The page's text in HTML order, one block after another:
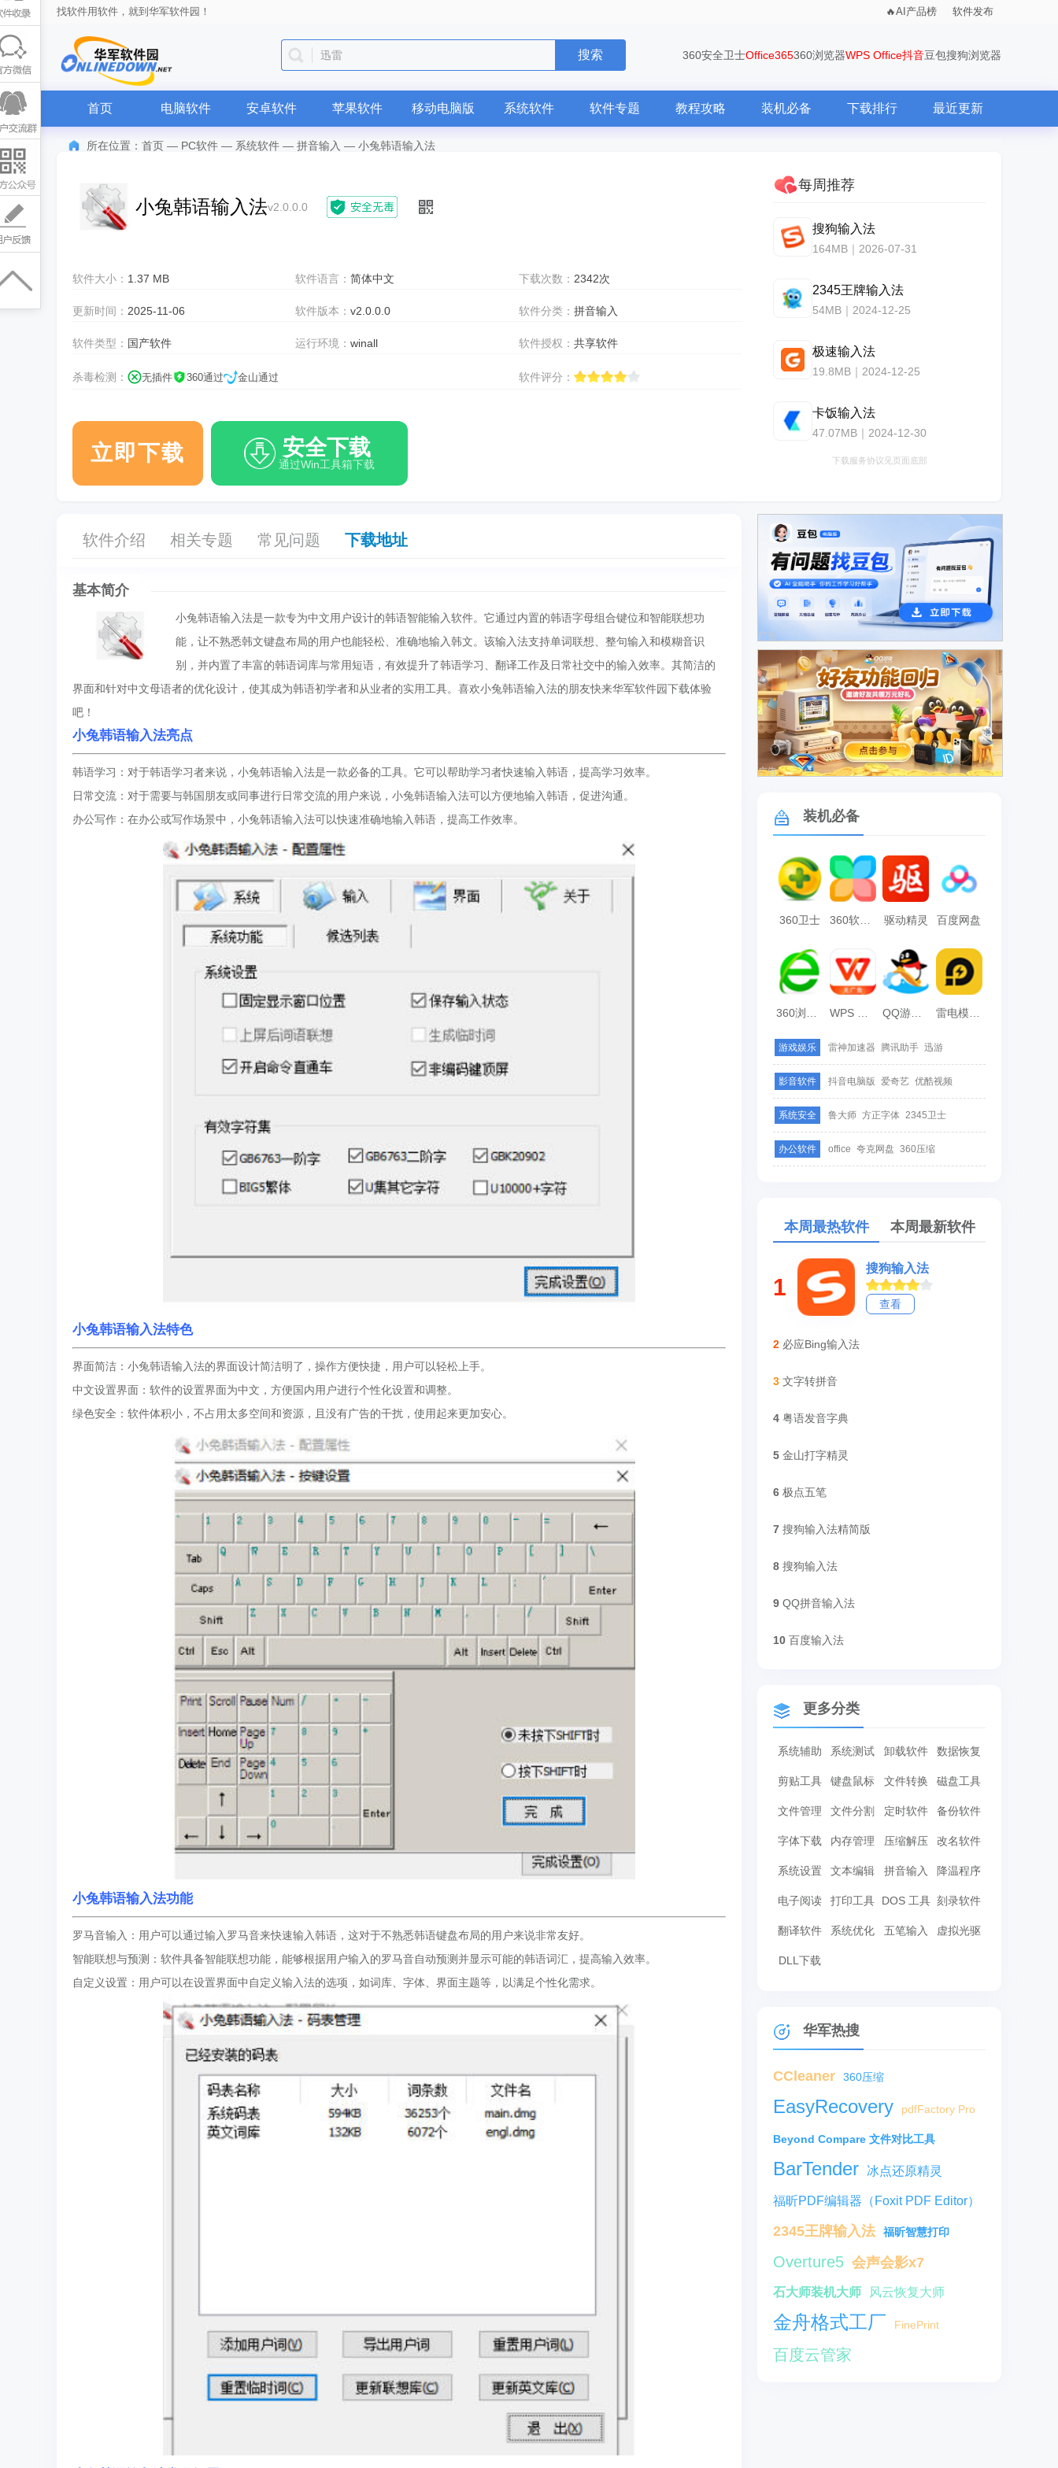
找软件用软件，就到华军软件园！ AI产品榜 软件发布
迅雷 搜索 360安全卫士Office365360浏览器WPS Office抖音豆包搜狗浏览器
首页 电脑软件 安卓软件 苹果软件 移动电脑版 系统软件 软件专题 教程攻略 装机必备 下载排行 最近更新
所在位置： 首页 — PC软件 — 系统软件 — 拼音输入 — 小兔韩语输入法
小兔韩语输入法v2.0.0.0
软件大小： 1.37 MB 软件语言：简体中文 下载次数： 2342次
更新时间： 2025-11-06 软件版本：v2.0.0.0 软件分类： 拼音输入
软件类型： 国产软件 运行环境：winall 软件授权： 共享软件
杀毒检测： 无插件 360通过 金山通过 软件评分：
立即下载 安全下载
通过Win工具箱下载
每周推荐
搜狗输入法
164MB｜2026-07-31
2345王牌输入法
54MB｜2024-12-25
极速输入法
19.8MB｜2024-12-25
卡饭输入法
47.07MB｜2024-12-30
下载服务协议见页面底部
软件介绍 相关专题 常见问题 下载地址
基本简介
小兔韩语输入法是一款专为中文用户设计的韩语智能输入软件。它通过内置的韩语字母组合键位和智能联想功
能，让不熟悉韩文键盘布局的用户也能轻松、准确地输入韩文。该输入法支持单词联想、整句输入和模糊音识
别，并内置了丰富的韩语词库与常用短语，有效提升了韩语学习、翻译工作及日常社交中的输入效率。其简洁的
界面和针对中文母语者的优化设计，使其成为韩语初学者和从业者的实用工具。喜欢小兔韩语输入法的朋友快来华军软件园下载体验
吧！
小兔韩语输入法亮点
韩语学习：对于韩语学习者来说，小兔韩语输入法是一款必备的工具。它可以帮助学习者快速输入韩语，提高学习效率。
日常交流：对于需要与韩国朋友或同事进行日常交流的用户来说，小兔韩语输入法可以方便地输入韩语，促进沟通。
办公写作：在办公或写作场景中，小兔韩语输入法可以快速准确地输入韩语，提高工作效率。
小兔韩语输入法特色
界面简洁：小兔韩语输入法的界面设计简洁明了，操作方便快捷，用户可以轻松上手。
中文设置界面：软件的设置界面为中文，方便国内用户进行个性化设置和调整。
绿色安全：软件体积小，不占用太多空间和资源，且没有广告的干扰，使用起来更加安心。
小兔韩语输入法功能
罗马音输入：用户可以通过输入罗马音来快速输入韩语，这对于不熟悉韩语键盘布局的用户来说非常友好。
智能联想与预测：软件具备智能联想功能，能够根据用户输入的罗马音自动预测并显示可能的韩语词汇，提高输入效率。
自定义设置：用户可以在设置界面中自定义输入法的选项，如词库、字体、界面主题等，以满足个性化需求。
广告
广告
装机必备
360卫士 360软件管家 驱动精灵 百度网盘
雷电模拟器
游戏娱乐 雷神加速器 腾讯助手 迅游
影音软件 抖音电脑版 爱奇艺 优酷视频
系统安全 鲁大师 方正字体 2345卫士
办公软件 office 夸克网盘 360压缩
本周最热软件 本周最新软件
1
搜狗输入法
查看
2 必应Bing输入法
3 文字转拼音
4 粤语发音字典
5 金山打字精灵
6 极点五笔
7 搜狗输入法精简版
8 搜狗输入法
9 QQ拼音输入法
10 百度输入法
更多分类
系统辅助 系统测试 卸载软件 数据恢复
剪贴工具 键盘鼠标 文件转换 磁盘工具
文件管理 文件分割 定时软件 备份软件
字体下载 内存管理 压缩解压 改名软件
系统设置 文本编辑 拼音输入 降温程序
电子阅读 打印工具 DOS 工具 刻录软件
翻译软件 系统优化 五笔输入 虚拟光驱
DLL下载
华军热搜
CCleaner 360压缩
EasyRecovery pdfFactory Pro
Beyond Compare 文件对比工具
BarTender 冰点还原精灵
福昕PDF编辑器（Foxit PDF Editor）
2345王牌输入法 福昕智慧打印
Overture5 会声会影x7
石大师装机大师 风云恢复大师
金舟格式工厂 FinePrint
百度云管家